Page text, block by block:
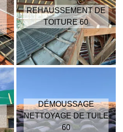
REHAUSSEMENT DE
TOITURE 60
DÉMOUSSAGE
NETTOYAGE DE TUILE
60